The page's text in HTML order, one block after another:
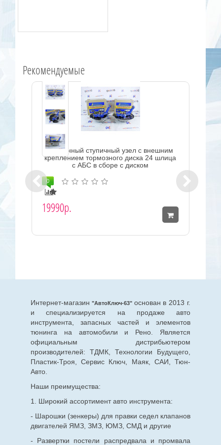
Рекомендуемые
Усиленный ступичный узел с внешним
креплением тормозного диска 24 шлица
с АБС в сборе с диском
0
19990р.
Интернет-магазин "АвтоКлюч-63" основан в 2013 г.
и специализируется на продаже авто
инструмента, запасных частей и элементов
тюнинга на автомобили и Рено. Является
официальным дистрибьютером
производителей: ТДМК, Технологии Будущего,
Пластик-Троя, Сервис Ключ, Маяк, САИ, Тюн-
Авто.
Наши преимущества:
1. Широкий ассортимент авто инструмента:
- Шарошки (зенкеры) для правки седел клапанов
двигателей ЯМЗ, ЗМЗ, ЮМЗ, СМД и другие
- Развертки постели распредвала и промвала